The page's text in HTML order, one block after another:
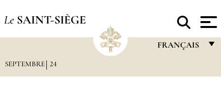
Le SAINT-SIÈGE
FRANÇAIS
SEPTEMBRE 24